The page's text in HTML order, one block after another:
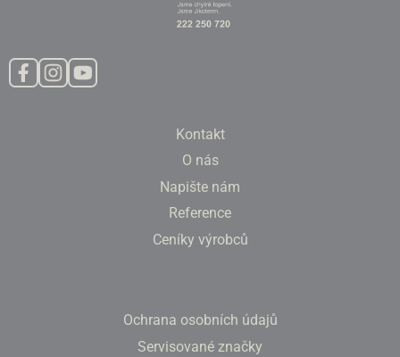
Kontakt
O nás
Napište nám
Reference
Ceníky výrobců
Ochrana osobních údajů
Servisované značky